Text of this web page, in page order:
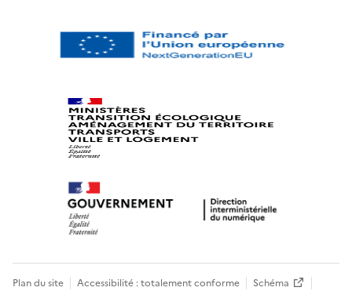
Plan du site Accessibilité : totalement conforme
Schéma